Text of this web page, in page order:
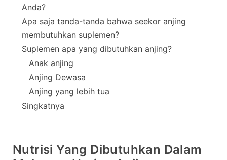
Anda?
Apa saja tanda-tanda bahwa seekor anjing
membutuhkan suplemen?
Suplemen apa yang dibutuhkan anjing?
Anak anjing
Anjing Dewasa
Anjing yang lebih tua
Singkatnya
Nutrisi Yang Dibutuhkan Dalam